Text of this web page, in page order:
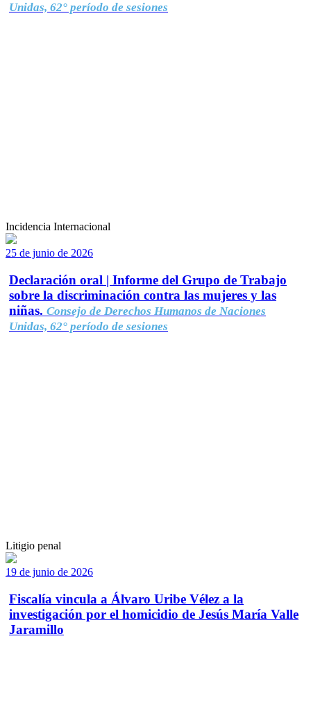
Unidas, 62° período de sesiones
Incidencia Internacional
25 de junio de 2026
Declaración oral | Informe del Grupo de Trabajo
sobre la discriminación contra las mujeres y las
niñas. Consejo de Derechos Humanos de Naciones
Unidas, 62° período de sesiones
Litigio penal
19 de junio de 2026
Fiscalía vincula a Álvaro Uribe Vélez a la
investigación por el homicidio de Jesús María Valle
Jaramillo